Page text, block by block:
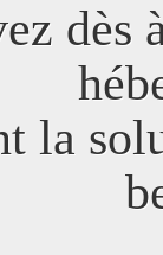
dès
la